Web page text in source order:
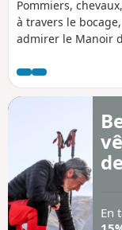
Pommiers,
à travers le
admirer le Manoir
En